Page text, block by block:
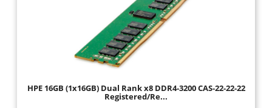
HPE 16GB (1x16GB) Dual Rank x8 DDR4-3200 CAS-22-22-22
Registered/Re...